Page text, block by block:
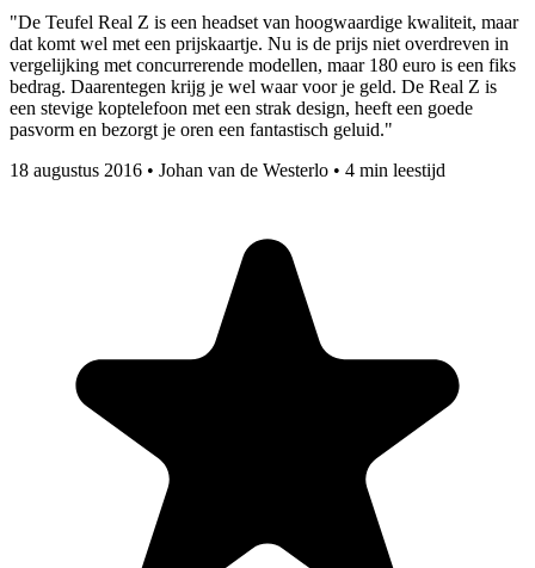
"De Teufel Real Z is een headset van hoogwaardige kwaliteit, maar
dat komt wel met een prijskaartje. Nu is de prijs niet overdreven in
vergelijking met concurrerende modellen, maar 180 euro is een fiks
bedrag. Daarentegen krijg je wel waar voor je geld. De Real Z is
een stevige koptelefoon met een strak design, heeft een goede
pasvorm en bezorgt je oren een fantastisch geluid."
18 augustus 2016 • Johan van de Westerlo • 4 min leestijd